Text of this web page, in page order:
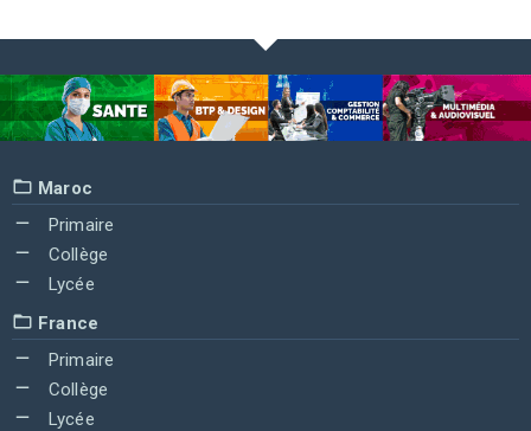
Maroc
Primaire
Collège
Lycée
France
Primaire
Collège
Lycée